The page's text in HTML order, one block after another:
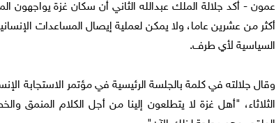
عمون - أكد جلالة الملك عبدالله الثاني أن سكان غزة يواجهون
أكثر من عشرين عاما، ولا يمكن لعملية إيصال المساعدات
السياسية لأي طرف.
وقال جلالته في كلمة بالجلسة الرئيسية في مؤتمر الاستجابة
الثلاثاء، "أهل غزة لا يتطلعون إلينا من أجل الكلام المنمق